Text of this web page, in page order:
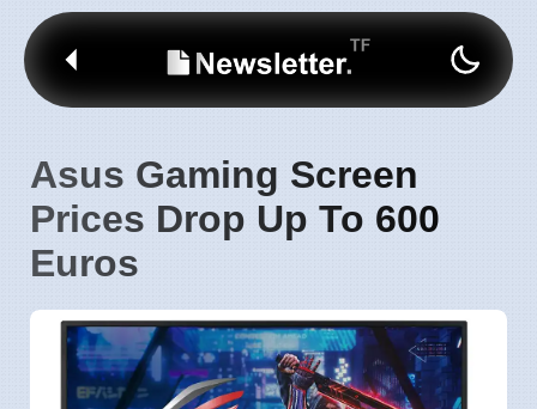
Asus Gaming Screen
Prices Drop Up To 600
Euros